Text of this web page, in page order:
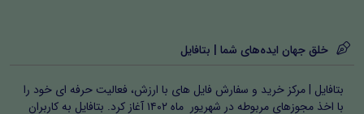
خلق جهان ایده‌های شما | بتافایل
بتافایل | مرکز خرید و سفارش فایل های با ارزش، فعالیت حرفه ای خود را
با اخذ مجوزهای مربوطه در شهریور ماه ۱۴۰۲ آغاز کرد. بتافایل به کاربران